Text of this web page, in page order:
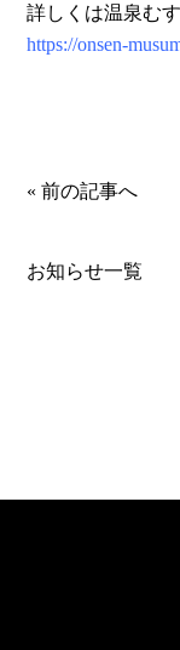
詳しくは温泉む
https://onsen-
«前の記事へ
お知らせ一覧